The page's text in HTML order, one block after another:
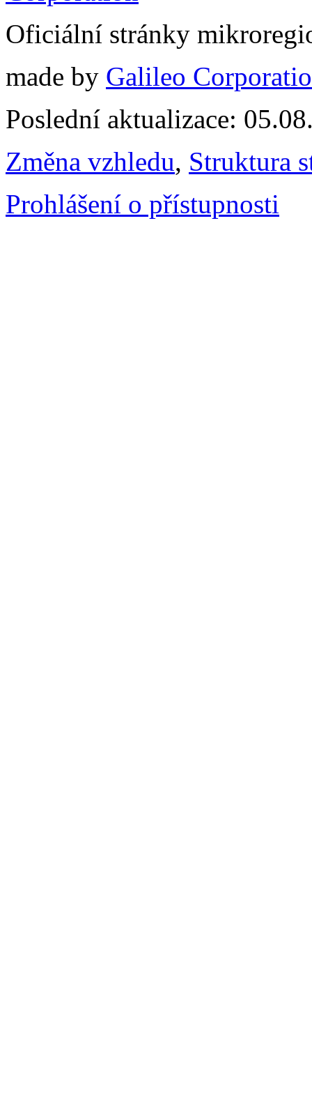
Oficiální stránky
made by Galileo
Poslední aktualizace:
Změna vzhledu, Struktura
Prohlášení o přístupnosti